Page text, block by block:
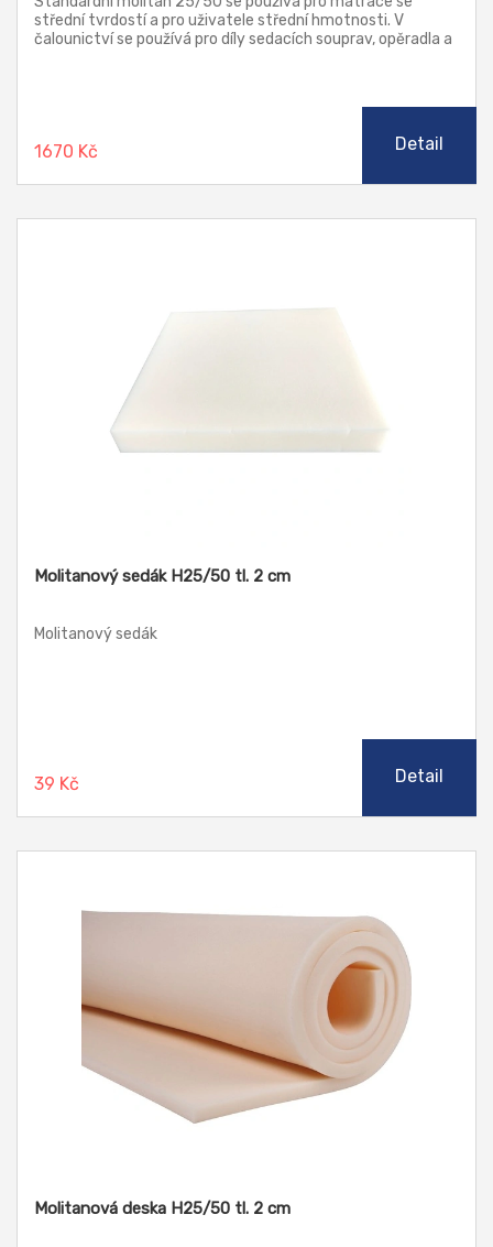
střední tvrdostí a pro uživatele střední hmotnosti. V
čalounictví se používá pro díly sedacích souprav, opěradla a
1670 Kč Detail
Molitanový sedák H25/50 tl. 2 cm
Molitanový sedák
39 Kč Detail
Molitanová deska H25/50 tl. 2 cm